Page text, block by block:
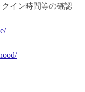
クイン時間等の確認